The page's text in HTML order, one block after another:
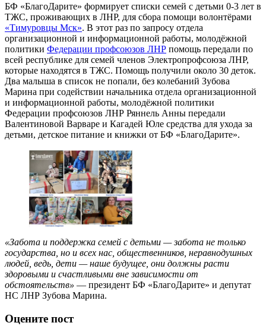
БФ «БлагоДарите» формирует списки семей с детьми 0-3 лет в
ТЖС, проживающих в ЛНР, для сбора помощи волонтёрами
«Тимуровцы Мск». В этот раз по запросу отдела
организационной и информационной работы, молодёжной
политики Федерации профсоюзов ЛНР помощь передали по
всей республике для семей членов Электропрофсоюза ЛНР,
которые находятся в ТЖС. Помощь получили около 30 деток.
Два малыша в список не попали, без колебаний Зубова
Марина при содействии начальника отдела организационной
и информационной работы, молодёжной политики
Федерации профсоюзов ЛНР Ряннель Анны передали
Валентиновой Варваре и Кагадей Юле средства для ухода за
детьми, детское питание и книжки от БФ «БлагоДарите».
«Забота и поддержка семей с детьми — забота не только
государства, но и всех нас, общественников, неравнодушных
людей, ведь, дети — наше будущее, они должны расти
здоровыми и счастливыми вне зависимости от
обстоятельств» — президент БФ «БлагоДарите» и депутат
НС ЛНР Зубова Марина.
Оцените пост